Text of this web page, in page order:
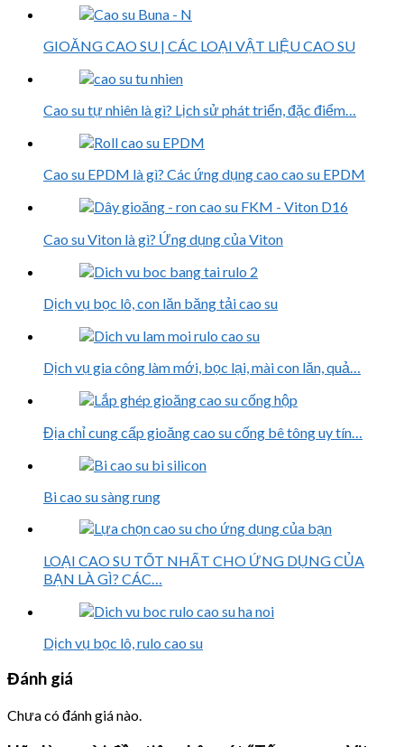
GIOĂNG CAO SU | CÁC LOẠI VẬT LIỆU CAO SU
Cao su tự nhiên là gì? Lịch sử phát triển, đặc điểm…
Cao su EPDM là gì? Các ứng dụng cao cao su EPDM
Cao su Viton là gì? Ứng dụng của Viton
Dịch vụ bọc lô, con lăn băng tải cao su
Dịch vụ gia công làm mới, bọc lại, mài con lăn, quả…
Địa chỉ cung cấp gioăng cao su cống bê tông uy tín…
Bi cao su sàng rung
LOẠI CAO SU TỐT NHẤT CHO ỨNG DỤNG CỦA
BẠN LÀ GÌ? CÁC…
Dịch vụ bọc lô, rulo cao su
Đánh giá
Chưa có đánh giá nào.